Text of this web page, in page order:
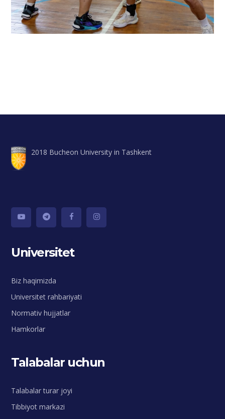
2018 Bucheon University in Tashkent
Universitet
Biz haqimizda
Universitet rahbariyati
Normativ hujjatlar
Hamkorlar
Talabalar uchun
Talabalar turar joyi
Tibbiyot markazi